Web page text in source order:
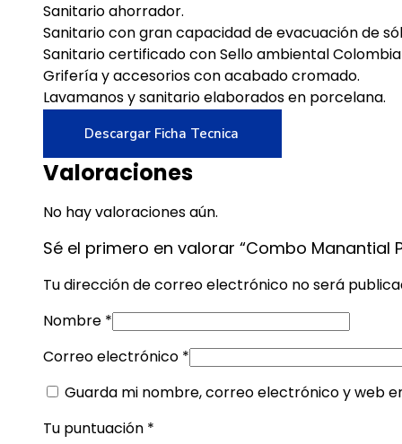
Sanitario ahorrador.
Sanitario con gran capacidad de evacuación de
Sanitario certificado con Sello ambiental
Grifería y accesorios con acabado cromado.
Lavamanos y sanitario elaborados en porcelana.
Descargar Ficha Tecnica
Valoraciones
No hay valoraciones aún.
Sé el primero en valorar “Combo Manantial
Tu dirección de correo electrónico no será
Nombre *
Correo electrónico *
Guarda mi nombre, correo electrónico y web
Tu puntuación *